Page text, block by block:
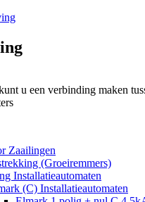
u een verbinding maken
Zaailingen
(Groeiremmers)
Installatieautomaten
(C) Installatieautomaten